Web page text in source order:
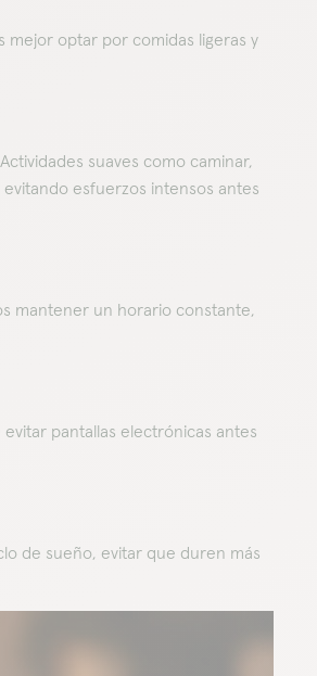
mejor optar por comidas ligeras y
suaves como caminar,
esfuerzos intensos antes
mantener un horario constante,
pantallas electrónicas antes
de sueño, evitar que duren más